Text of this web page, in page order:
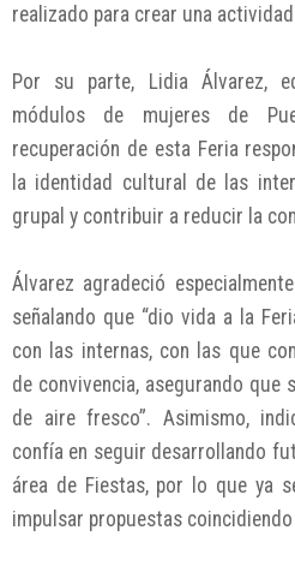
realizado para crear una
Por su parte, Lidia Álvarez,
módulos de mujeres de
recuperación de esta Feria
la identidad cultural de las
grupal y contribuir a reducir la
Álvarez agradeció
señalando que “dio vida a la
con las internas, con las que
de convivencia, asegurando que
de aire fresco”. Asimismo,
confía en seguir desarrollando
área de Fiestas, por lo que ya
impulsar propuestas